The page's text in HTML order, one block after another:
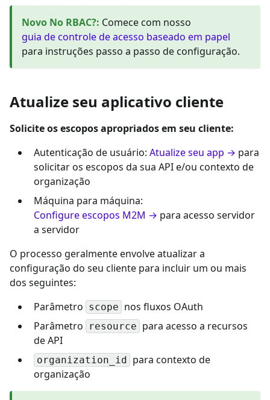
Novo No RBAC?: Comece com nosso
guia de controle de acesso baseado em papel
para instruções passo a passo de configuração.
Atualize seu aplicativo cliente
Solicite os escopos apropriados em seu cliente:
Autenticação de usuário: Atualize seu app → para
solicitar os escopos da sua API e/ou contexto de
organização
Máquina para máquina:
Configure escopos M2M → para acesso servidor
a servidor
O processo geralmente envolve atualizar a
configuração do seu cliente para incluir um ou mais
dos seguintes:
Parâmetro scope nos fluxos OAuth
Parâmetro
resource para acesso a recursos
de API
organization_id
para contexto de
organização